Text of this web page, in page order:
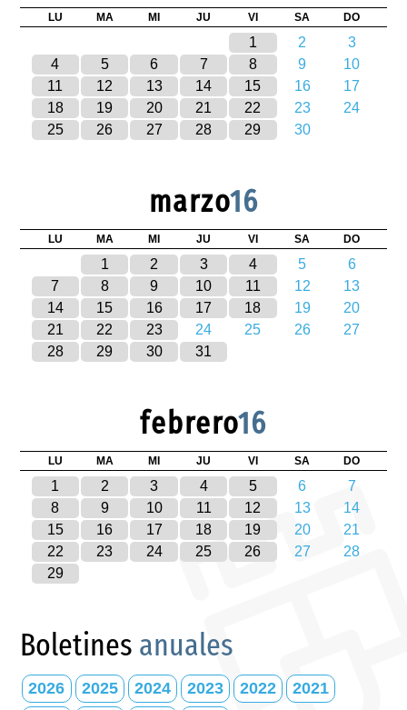
LU MA MI JU VI SA DO
1 2
3
4
5 6 7 8 9
10
11
12 13 14 15 16
17
18
19 20 21 22 23
24
25
26 27 28 29 30
marzo16
LU MA MI JU VI SA DO
1 2 3 4 5
6
7
8 9 10 11 12
13
14
15 16 17 18 19
20
21
22 23 24 25 26
27
28
29 30 31
febrero16
LU MA MI JU VI SA DO
1 2 3 4 5 6
7
8
9 10 11 12 13
14
15
16 17 18 19 20
21
22
23 24 25 26 27
28
29
Boletines anuales
2026 2025 2024 2023 2022 2021